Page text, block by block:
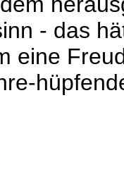
- das
eine